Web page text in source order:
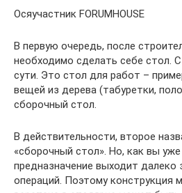
Осяучастник FORUMHOUSE
В первую очередь, после
необходимо сделать себе стол.
сути. Это стол для работ –
вещей из дерева (табуретки,
сборочный стол.
В действительности, второе
«сборочный стол». Но, как вы уже
предназначение выходит далеко
операций. Поэтому конструкция